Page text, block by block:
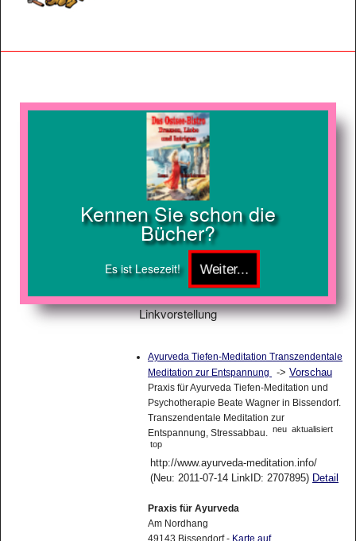
Kennen Sie schon die
Bücher?
Es ist Lesezeit!
Linkvorstellung
Ayurveda Tiefen-Meditation Transzendentale
Meditation zur Entspannung
-> Vorschau
Praxis für Ayurveda Tiefen-Meditation und
Psychotherapie Beate Wagner in Bissendorf.
Transzendentale Meditation zur
Entspannung, Stressabbau. neu aktualisiert
top
http://www.ayurveda-meditation.info/
(Neu: 2011-07-14 LinkID: 2707895) Detail
Praxis für Ayurveda
Am Nordhang